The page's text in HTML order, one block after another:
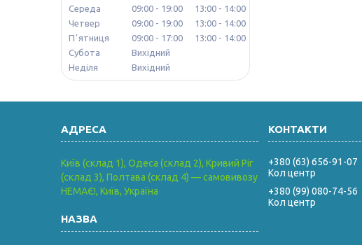
Середа
09:00 19:00 13:00
14:00
Четвер
09:00 19:00 13:00
14:00
Пʼятниця
09:00 17:00 13:00
14:00
Субота
Вихідний
Неділя
Вихідний
Київ (склад 1), Одеса (склад 2), Кривий Ріг
(склад 3), Полтава (склад 4) — самовивозу
НЕМАЄ!, Київ, Україна
+380 (63) 656-91-07
Кол центр
+380 (99) 080-74-56
Кол центр